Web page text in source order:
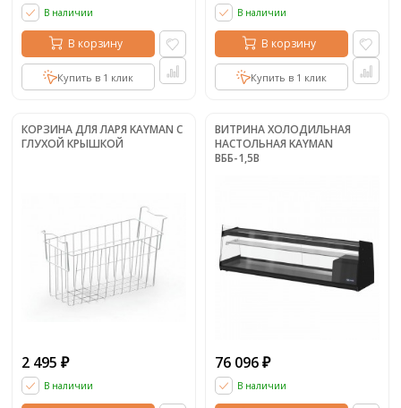
В наличии
В корзину
Купить в 1 клик
В наличии
В корзину
Купить в 1 клик
КОРЗИНА ДЛЯ ЛАРЯ KAYMAN С
ГЛУХОЙ КРЫШКОЙ
2 495 ₽
В наличии
ВИТРИНА ХОЛОДИЛЬНАЯ
НАСТОЛЬНАЯ KAYMAN
ВББ-1,5В
76 096 ₽
В наличии